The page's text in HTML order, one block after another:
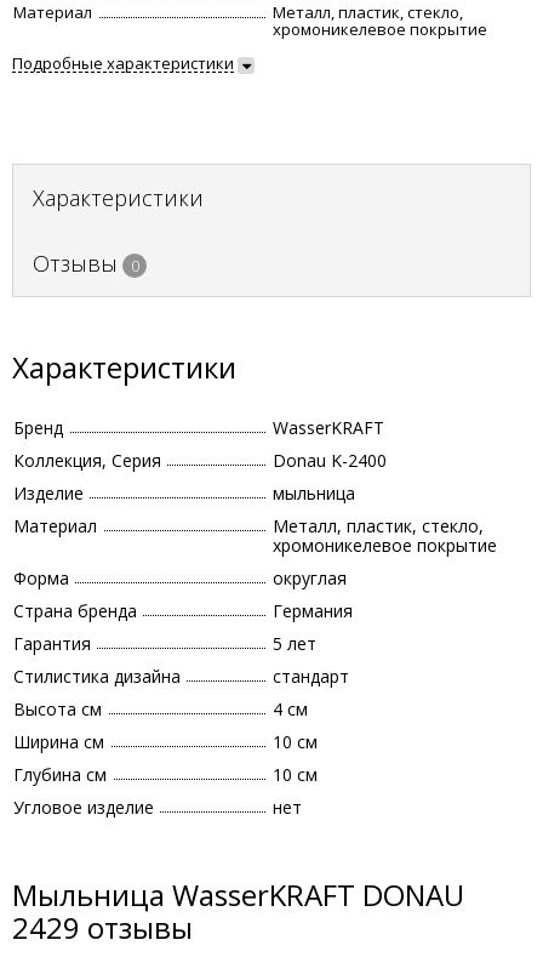
Материал
Металл, пластик, стекло,
хромоникелевое покрытие
Подробные характеристики
Характеристики
Отзывы 0
Характеристики
Бренд
WasserKRAFT
Коллекция, Серия
Donau K-2400
Изделие
мыльница
Материал
Металл, пластик, стекло,
хромоникелевое покрытие
Форма
округлая
Страна бренда
Германия
Гарантия
5 лет
Стилистика дизайна
стандарт
Высота см
4 см
Ширина см
10 см
Глубина см
10 см
Угловое изделие
нет
Мыльница WasserKRAFT DONAU
2429 отзывы